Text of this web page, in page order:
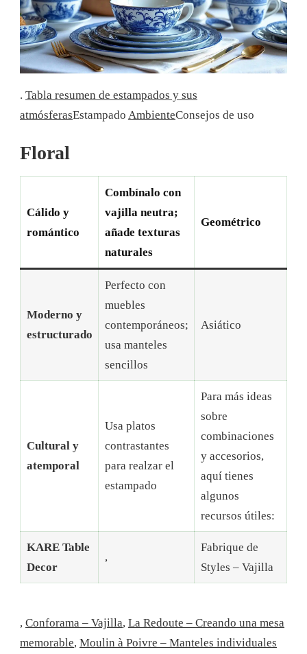
. Tabla resumen de estampados y sus
atmósferasEstampado AmbienteConsejos de uso
Floral
Cálido y
romántico
Combínalo con
vajilla neutra;
añade texturas
naturales
Geométrico
Moderno y
estructurado
Perfecto con
muebles
contemporáneos;
usa manteles
sencillos
Asiático
Cultural y
atemporal
Usa platos
contrastantes
para realzar el
estampado
Para más ideas
sobre
combinaciones
y accesorios,
aquí tienes
algunos
recursos útiles:
KARE Table
Decor
,
Fabrique de
Styles – Vajilla
, Conforama – Vajilla, La Redoute – Creando una mesa
memorable, Moulin à Poivre – Manteles individuales